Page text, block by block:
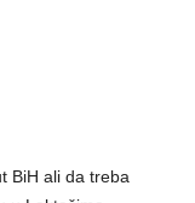
BiH ali da treba